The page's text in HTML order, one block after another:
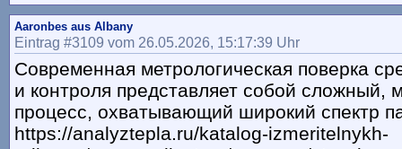
Aaronbes aus Albany
Eintrag #3109 vom 26.05.2026, 15:17:39 Uhr
Современная метрологическая поверка
и контроля представляет собой сложный,
процесс, охватывающий широкий спектр
https://analyztepla.ru/katalog-izmeritelnykh-